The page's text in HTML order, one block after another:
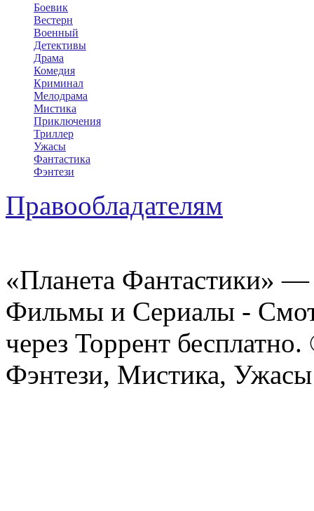
Боевик
Вестерн
Военный
Детективы
Драма
Комедия
Криминал
Мелодрама
Мистика
Приключения
Триллер
Ужасы
Фантастика
Фэнтези
Правообладателям
«Планета Фантастики»
Фильмы и Сериалы -
через Торрент
Фэнтези, Мистика,